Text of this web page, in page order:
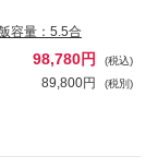
容量：5.5合
98,780円 (税込)
89,800円 (税別)